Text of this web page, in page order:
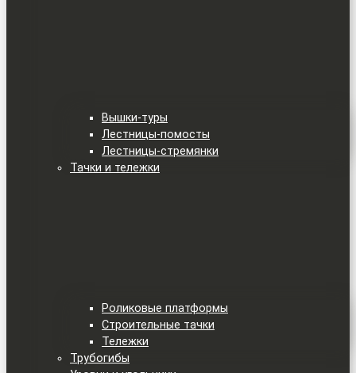
Вышки-туры
Лестницы-помосты
Лестницы-стремянки
Тачки и тележки
Роликовые платформы
Строительные тачки
Тележки
Трубогибы